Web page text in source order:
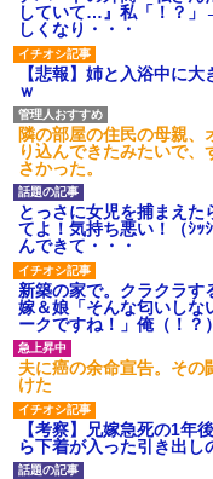
【愕然】白のクラウン
高速道路左車線を制限速
った結果
百年の恋12-899 食べ
張り合ってくる
【悲報】佐藤輝明・・・
でも盛大にやらかす←あ
しませないでくれ
していて…』私「！？」
しくなり・・・
【悲報】姉と入浴中に
ｗ
隣の部屋の住民の母親、
り込んできたみたいで
さかった。
とっさに女児を捕まえた
てよ！気持ち悪い！（ｼ
んできて・・・
新築の家で。クラクラす
嫁＆娘「そんな匂いし
ークですね！」俺（！？）
夫に癌の余命宣告。その
けた
【考察】兄嫁急死の1年
ら下着が入った引き出し